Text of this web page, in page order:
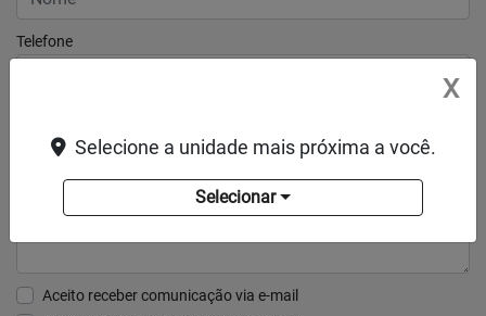
Telefone
Alguma dúvida ou observação? Escreva aqui.
Aceito receber comunicação via e-mail
X
Selecione a unidade mais próxima a você.
Selecionar